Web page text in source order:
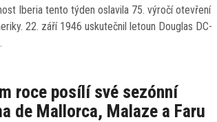
Iberia tento týden oslavila 75. výročí otevření
22. září 1946 uskutečnil letoun Douglas DC-
roce posílí své sezónní
de Mallorca, Malaze a Faru